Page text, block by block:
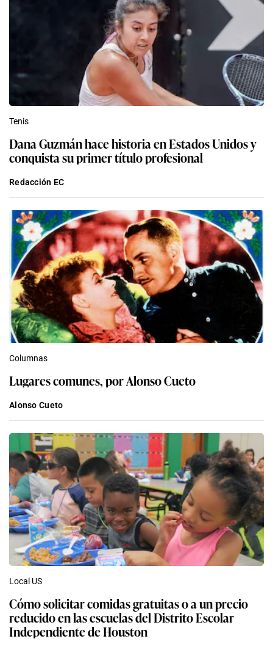
Tenis
Dana Guzmán hace historia en Estados Unidos y
conquista su primer título profesional
Redacción EC
Columnas
Lugares comunes, por Alonso Cueto
Alonso Cueto
Local US
Cómo solicitar comidas gratuitas o a un precio
reducido en las escuelas del Distrito Escolar
Independiente de Houston